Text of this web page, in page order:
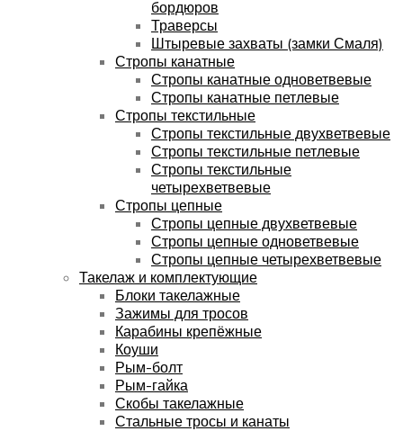
бордюров
Траверсы
Штыревые захваты (замки Смаля)
Стропы канатные
Стропы канатные одноветвевые
Стропы канатные петлевые
Стропы текстильные
Стропы текстильные двухветвевые
Стропы текстильные петлевые
Стропы текстильные
четырехветвевые
Стропы цепные
Стропы цепные двухветвевые
Стропы цепные одноветвевые
Стропы цепные четырехветвевые
Такелаж и комплектующие
Блоки такелажные
Зажимы для тросов
Карабины крепёжные
Коуши
Рым-болт
Рым-гайка
Скобы такелажные
Стальные тросы и канаты